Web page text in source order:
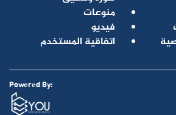
منوعات
فيديو
اتفاقية المستخدم
Powered By: